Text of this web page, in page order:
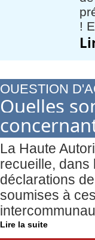
!
QUESTION
Quelles
La Haute
recueille, dans
déclarations
soumises à
Lire la suite